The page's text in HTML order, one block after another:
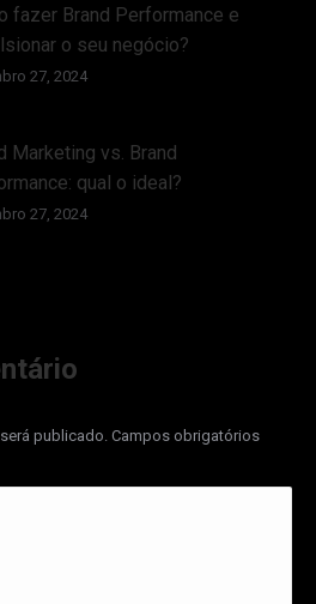
fazer Brand Performance e
o seu negócio?
27, 2024
Marketing vs. Brand
qual o ideal?
27, 2024
publicado. Campos obrigatórios